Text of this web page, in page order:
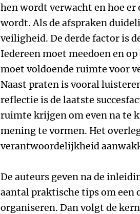
hen wordt verwacht en hoe
wordt. Als de afspraken
veiligheid. De derde factor is
Iedereen moet meedoen en
moet voldoende ruimte voor
Naast praten is vooral
reflectie is de laatste
ruimte krijgen om even na te
mening te vormen. Het
verantwoordelijkheid
De auteurs geven na de
aantal praktische tips om
organiseren. Dan volgt de